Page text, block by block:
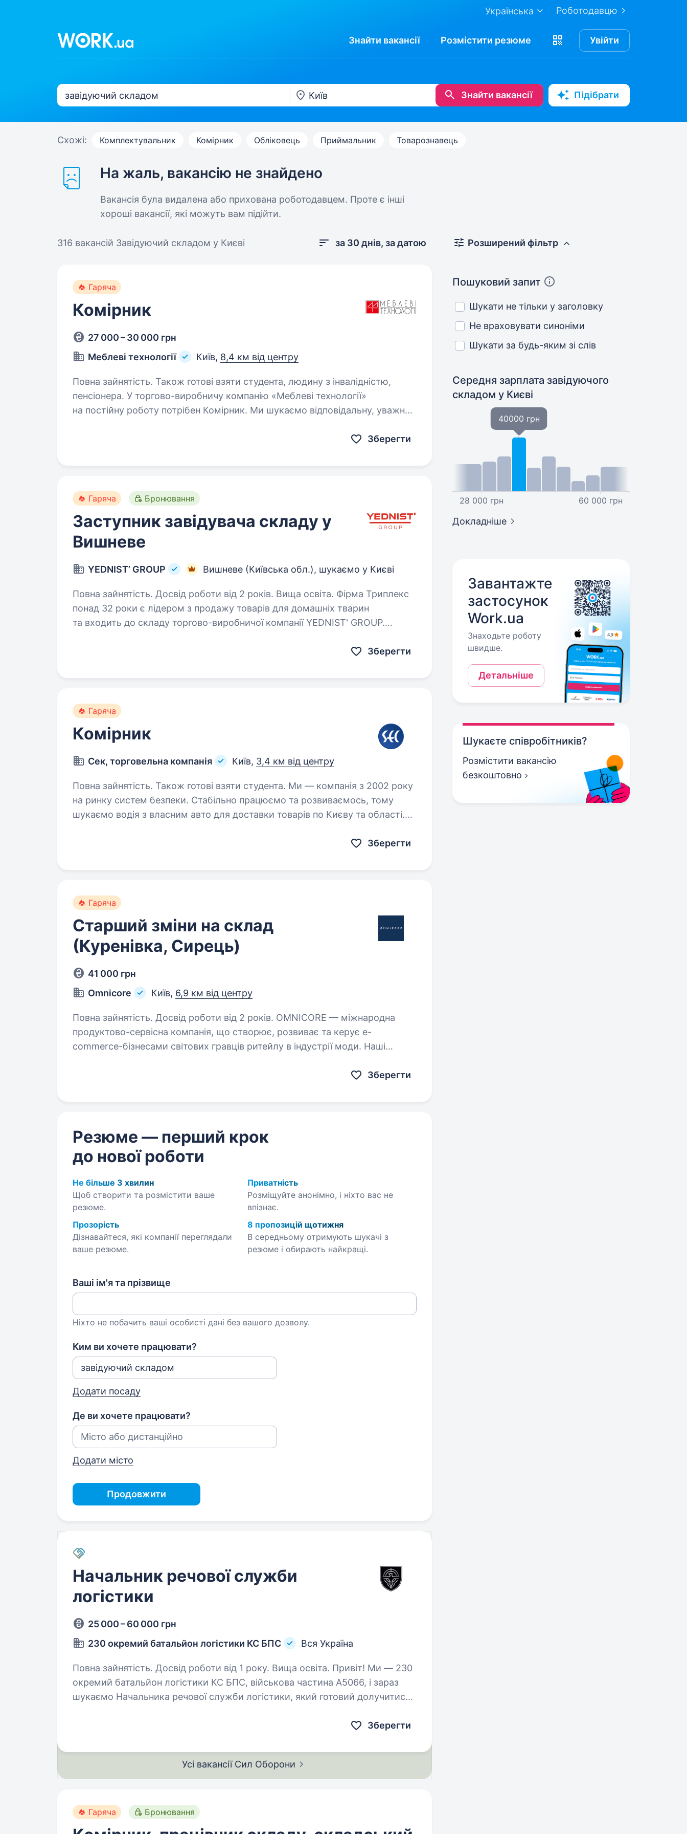
Роботодавцю
Українська
Знайти вакансії Розмістити резюме Увійти
Знайти вакансії Підібрати
Схожі: Комплектувальник Комірник Обліковець Приймальник Товарознавець
На жаль, вакансію не знайдено
Вакансія була видалена або прихована роботодавцем. Проте є інші
хороші вакансії, які можуть вам підійти.
316 вакансій Завідуючий складом у Києві за 30 днів, за датою
Гаряча
Комірник
27 000 – 30 000 грн
Меблеві технології
Київ, 8,4 км від центру
Повна зайнятість. Також готові взяти студента, людину з інвалідністю,
пенсіонера. У торгово-виробничу компанію «Меблеві технології»
на постійну роботу потрібен Комірник. Ми шукаємо відповідальну, уважну
Зберегти
Гаряча Бронювання
Заступник завідувача складу у
Вишневе
YEDNIST’ GROUP Вишневе (Київська обл.), шукаємо у Києві
Повна зайнятість. Досвід роботи від 2 років. Вища освіта. Фірма Триплекс
понад 32 роки є лідером з продажу товарів для домашніх тварин
та входить до складу торгово-виробничої компанії YEDNIST' GROUP.
Зберегти
Гаряча
Комірник
Сек, торговельна компанія Київ, 3,4 км від центру
Повна зайнятість. Також готові взяти студента. Ми — компанія з 2002 року
на ринку систем безпеки. Стабільно працюємо та розвиваємось, тому
шукаємо водія з власним авто для доставки товарів по Києву та області.
Зберегти
Гаряча
Старший зміни на склад
(Куренівка, Сирець)
41 000 грн
Omnicore
Київ, 6,9 км від центру
Повна зайнятість. Досвід роботи від 2 років. OMNICORE — міжнародна
продуктово-сервісна компанія, що створює, розвиває та керує e-
commerce-бізнесами світових гравців ритейлу в індустрії моди. Наші
Зберегти
Резюме — перший крок
до нової роботи
Не більше 3 хвилин
Щоб створити та розмістити ваше
резюме.
Приватність
Розміщуйте анонімно, і ніхто вас не
впізнає.
Прозорість
Дізнавайтеся, які компанії переглядали
ваше резюме.
8 пропозицій щотижня
В середньому отримують шукачі з
резюме і обирають найкращі.
Ваші ім'я та прізвище
Ніхто не побачить ваші особисті дані без вашого дозволу.
Ким ви хочете працювати?
Додати посаду
Де ви хочете працювати?
Додати місто
Продовжити
Начальник речової служби
логістики
25 000 – 60 000 грн
230 окремий батальйон логістики КС БПС
Вся Україна
Повна зайнятість. Досвід роботи від 1 року. Вища освіта. Привіт! Ми — 230
окремий батальйон логістики КС БПС, військова частина А5066, і зараз
шукаємо Начальника речової служби логістики, який готовий долучитися
Зберегти
Усі вакансії Сил Оборони
Гаряча Бронювання
Розширений фільтр
Пошуковий запит
Шукати не тільки у заголовку
Не враховувати синоніми
Шукати за будь-яким зі слів
Середня зарплата завідуючого
складому Києві
28 000 грн
40000 грн
60 000 грн
Докладніше
Завантажте
застосунок
Work.ua
Знаходьте роботу
швидше.
Детальніше
Шукаєте співробітників?
Розмістити вакансію
безкоштовно